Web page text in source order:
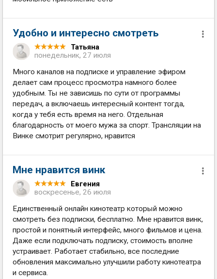
Удобно и интересно смотреть
Татьяна
понедельник, 27 июля
Много каналов на подписке и управление эфиром
делает сам процесс просмотра намного более
удобным. Ты не зависишь по сути от программы
передач, а включаешь интересный контент тогда,
когда у тебя есть время на него. Отдельная
благодарность от моего мужа за спорт. Трансляции на
Винке смотрит регулярно, нравится
Мне нравится винк
Евгения
воскресенье, 26 июля
Единственный онлайн кинотеатр который можно
смотреть без подписки, бесплатно. Мне нравится винк,
простой и понятный интерфейс, много фильмов и цена.
Даже если подключать подписку, стоимость вполне
устраивает. Работает стабильно, все последние
обновления максимально улучшили работу кинотеатра
и сервиса.